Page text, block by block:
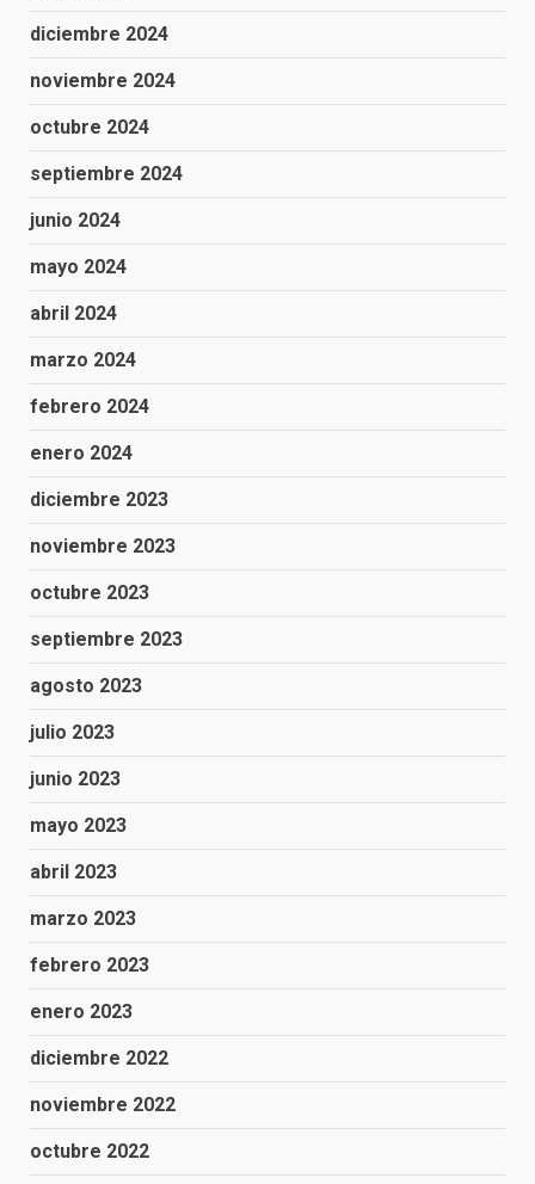
diciembre 2024
noviembre 2024
octubre 2024
septiembre 2024
junio 2024
mayo 2024
abril 2024
marzo 2024
febrero 2024
enero 2024
diciembre 2023
noviembre 2023
octubre 2023
septiembre 2023
agosto 2023
julio 2023
junio 2023
mayo 2023
abril 2023
marzo 2023
febrero 2023
enero 2023
diciembre 2022
noviembre 2022
octubre 2022